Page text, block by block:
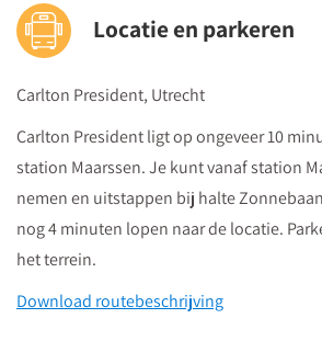
Locatie en parkeren
Carlton President, Utrecht
Carlton President ligt op ongeveer 10
station Maarssen. Je kunt vanaf station
nemen en uitstappen bij halte
nog 4 minuten lopen naar de locatie.
het terrein.
Download routebeschrijving